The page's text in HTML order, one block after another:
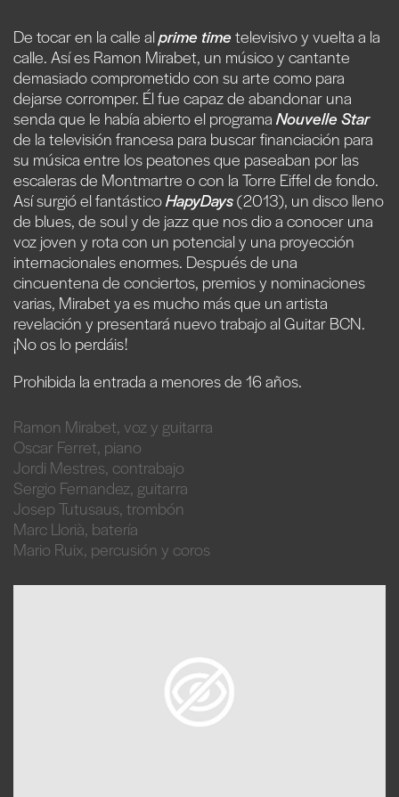
De tocar en la calle alprime time televisivo y vuelta a la
calle. Así es Ramon Mirabet, un músico y cantante
demasiado comprometido con su arte como para
dejarse corromper. Él fue capaz de abandonar una
senda que le había abierto el programa Nouvelle Star
de la televisión francesa para buscar financiación para
su música entre los peatones que paseaban por las
escaleras de Montmartre o con la Torre Eiffel de fondo.
Así surgió el fantásticoHapyDays(2013), un disco lleno
de blues, de soul y de jazz que nos dio a conocer una
voz joven y rota con un potencial y una proyección
internacionales enormes. Después de una
cincuentena de conciertos, premios y nominaciones
varias, Mirabet ya es mucho más que un artista
revelación y presentará nuevo trabajo al Guitar BCN.
¡No os lo perdáis!
Prohibida la entrada a menores de 16 años.
Ramon Mirabet, voz y guitarra
Oscar Ferret, piano
Jordi Mestres, contrabajo
Sergio Fernandez, guitarra
Josep Tutusaus, trombón
Marc Llorià, batería
Mario Ruix, percusión y coros